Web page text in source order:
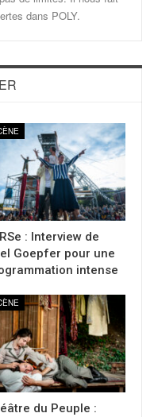
dans POLY.
: Interview de
Goepfer pour une
intense
du Peuple :